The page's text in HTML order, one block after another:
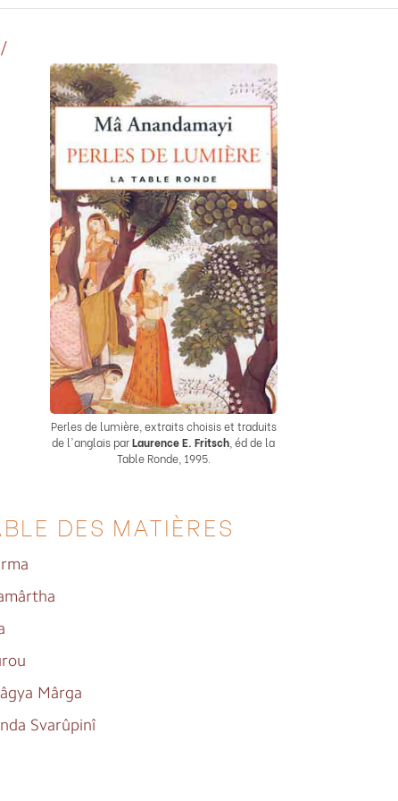
/
Perles de lumière, extraits choisis et traduits
de l'anglais parLaurence E. Fritsch , éd de la
Table Ronde, 1995.
DES MATIÈRES
Mârga
Svarûpinî